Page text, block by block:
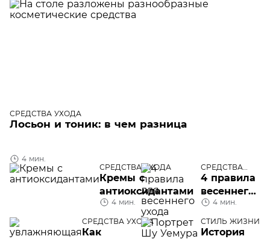
СРЕДСТВА УХОДА
Лосьон и тоник: в чем разница
4 мин.
СРЕДСТВА УХОДА
Кремы с
антиоксидантами
4 мин.
СРЕДСТВА
УХОДА
4 правила
весеннего
ухода
4 мин.
СРЕДСТВА УХОДА
Как
СТИЛЬ ЖИЗНИ
История